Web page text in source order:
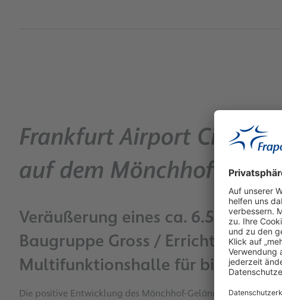
Frankfurt Airport City:
auf dem Mönchhof-
Veräußerung eines ca. 6.540 qm
Baugruppe Gross / Errichtung
Multifunktionshalle für bis zu 150
Die positive Entwicklung des Mönchhof-Geländes als